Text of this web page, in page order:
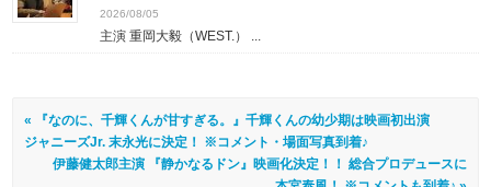
2026/08/05
主演 重岡大毅（WEST.） ...
« 『なのに、千輝くんが甘すぎる。』千輝くんの幼少期は映画初出演
ジャニーズJr. 末永光に決定！ ※コメント・場面写真到着♪
伊藤健太郎主演 『静かなるドン』映画化決定！！ 総合プロデュースに